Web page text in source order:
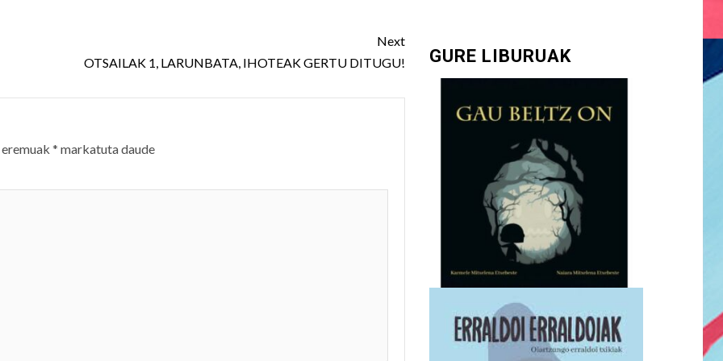
Next
OTSAILAK 1, LARUNBATA, IHOTEAK GERTU DITUGU!
* markatuta daude
GURE LIBURUAK